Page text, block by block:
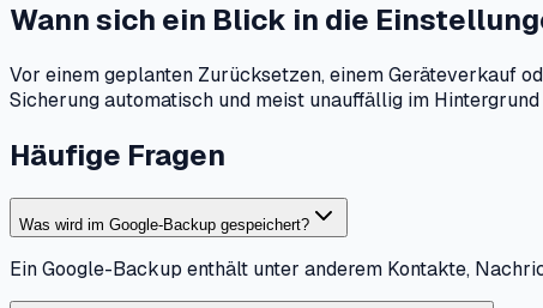
Wann sich ein Blick in die
Vor einem geplanten Zurücksetzen, einem Geräteverkauf
Sicherung automatisch und meist unauffällig im
Häufige Fragen
Was wird im Google-Backup gespeichert?
Ein Google-Backup enthält unter anderem Kontakte,